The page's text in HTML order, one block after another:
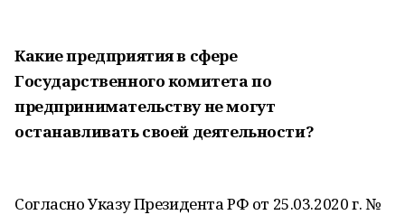
Какие предприятия в сфере
Государственного комитета по
предпринимательству не могут
останавливать своей деятельности?
Согласно Указу Президента РФ от 25.03.2020 г. №